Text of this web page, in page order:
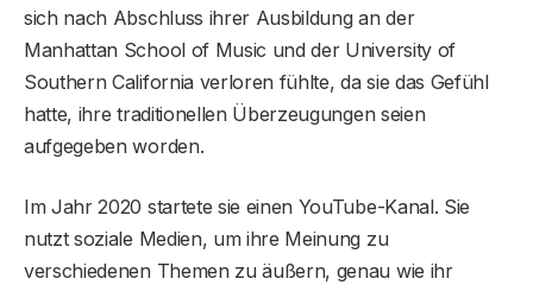
sich nach Abschluss ihrer Ausbildung an der
Manhattan School of Music und der University of
Southern California verloren fühlte, da sie das Gefühl
hatte, ihre traditionellen Überzeugungen seien
aufgegeben worden.
Im Jahr 2020 startete sie einen YouTube-Kanal. Sie
nutzt soziale Medien, um ihre Meinung zu
verschiedenen Themen zu äußern, genau wie ihr